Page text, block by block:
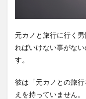
元カノと旅行に行く
ればいけない事がな
す。
彼は「元カノとの旅
えを持っていません。